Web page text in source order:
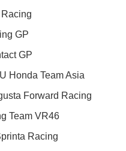
GP
GP
Honda Team Asia
Forward Racing
Team VR46
Racing